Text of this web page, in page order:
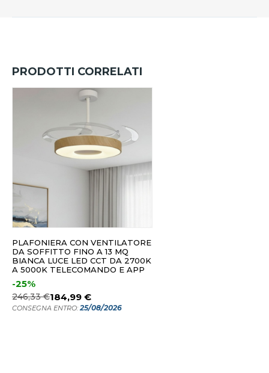
PRODOTTI CORRELATI
PLAFONIERA CON VENTILATORE
DA SOFFITTO FINO A 13 MQ
BIANCA LUCE LED CCT DA 2700K
A 5000K TELECOMANDO E APP
-25%
246,33 €184,99 €
CONSEGNA ENTRO:25/08/2026